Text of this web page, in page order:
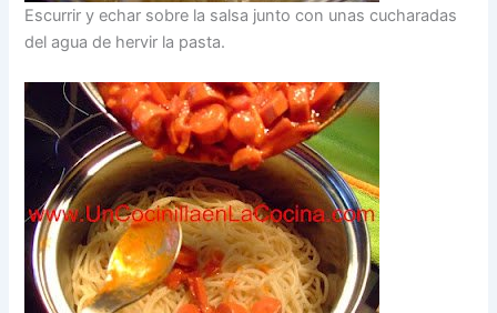
Escurrir y echar sobre la salsa junto con unas cucharadas
del agua de hervir la pasta.